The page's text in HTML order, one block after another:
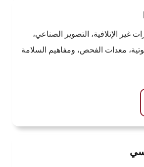
غير الإتلافية، التصوير الصناعي،
معدات الفحص، ومفاهيم السلامة